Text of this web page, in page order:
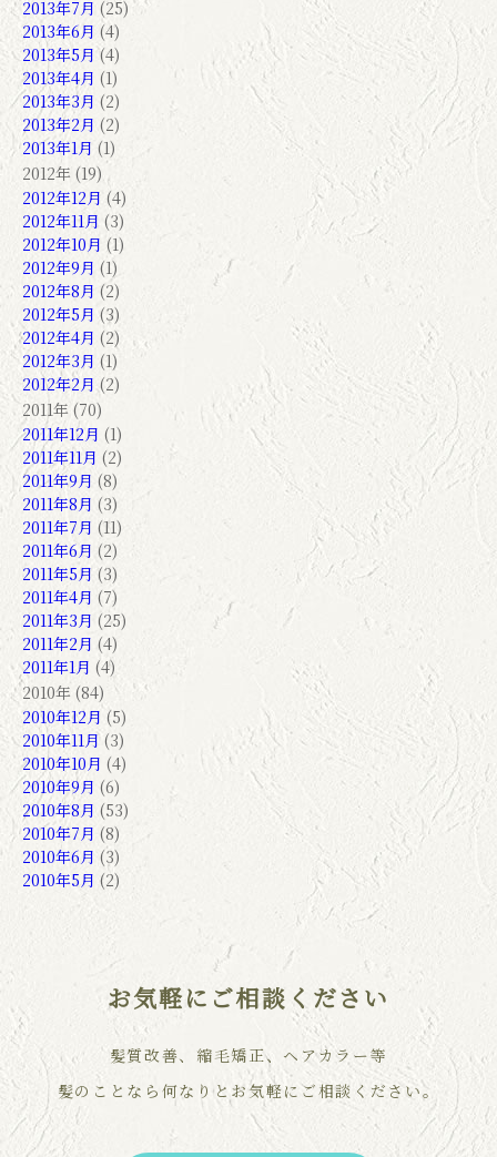
2013年7月 (25)
2013年6月 (4)
2013年5月 (4)
2013年4月 (1)
2013年3月 (2)
2013年2月 (2)
2013年1月 (1)
2012年 (19)
2012年12月 (4)
2012年11月 (3)
2012年10月 (1)
2012年9月 (1)
2012年8月 (2)
2012年5月 (3)
2012年4月 (2)
2012年3月 (1)
2012年2月 (2)
2011年 (70)
2011年12月 (1)
2011年11月 (2)
2011年9月 (8)
2011年8月 (3)
2011年7月 (11)
2011年6月 (2)
2011年5月 (3)
2011年4月 (7)
2011年3月 (25)
2011年2月 (4)
2011年1月 (4)
2010年 (84)
2010年12月 (5)
2010年11月 (3)
2010年10月 (4)
2010年9月 (6)
2010年8月 (53)
2010年7月 (8)
2010年6月 (3)
2010年5月 (2)
お気軽にご相談ください
髪質改善、縮毛矯正、ヘアカラー等
髪のことなら何なりとお気軽にご相談ください。